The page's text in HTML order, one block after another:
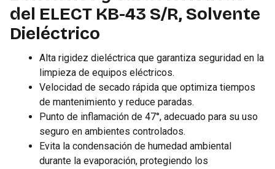
del ELECT KB-43 S/R, Solvente
Dieléctrico
Alta rigidez dieléctrica que garantiza seguridad en la
limpieza de equipos eléctricos.
Velocidad de secado rápida que optimiza tiempos
de mantenimiento y reduce paradas.
Punto de inflamación de 47°, adecuado para su uso
seguro en ambientes controlados.
Evita la condensación de humedad ambiental
durante la evaporación, protegiendo los